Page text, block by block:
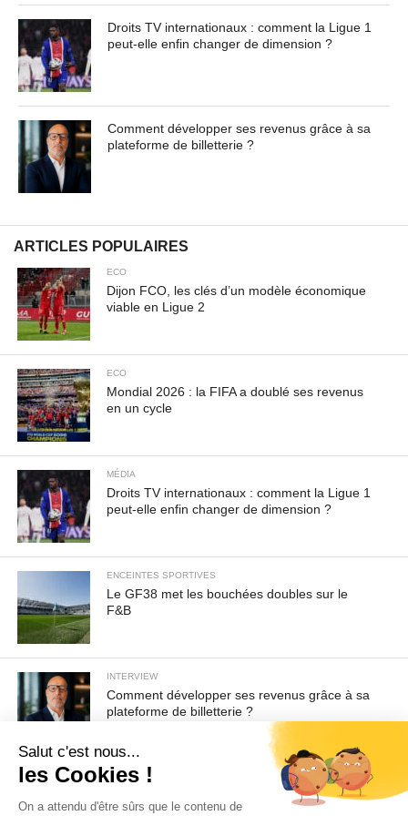
urna ac urna. Nullam vitae est a risus dictum congue.
Cras non lacus id magna scelerisque sodales. Curabitur
non fermentum odio, vitae accumsan odio.
Contenu masqué de l'article... Lorem ipsum dolor sit
facilisis, vulputate magna at, pulvinar arcu. Maecenas
sollicitudin turpis a mauris ultrices, ac dignissim nunc
auctor. Aenean feugiat, odio in facilisis sollicitudin, augue
Nullam vitae est a risus dictum congue. Cras non lacus id
magna scelerisque sodales. Curabitur non fermentum
odio, vitae accumsan odio.
Droits TV internationaux : comment la Ligue 1
peut-elle enfin changer de dimension ?
Comment développer ses revenus grâce à sa
plateforme de billetterie ?
ARTICLES POPULAIRES
ECO
Dijon FCO, les clés d’un modèle économique
viable en Ligue 2
ECO
Mondial 2026 : la FIFA a doublé ses revenus
en un cycle
MÉDIA
Droits TV internationaux : comment la Ligue 1
peut-elle enfin changer de dimension ?
ENCEINTES SPORTIVES
Le GF38 met les bouchées doubles sur le
F&B
INTERVIEW
Comment développer ses revenus grâce à sa
plateforme de billetterie ?